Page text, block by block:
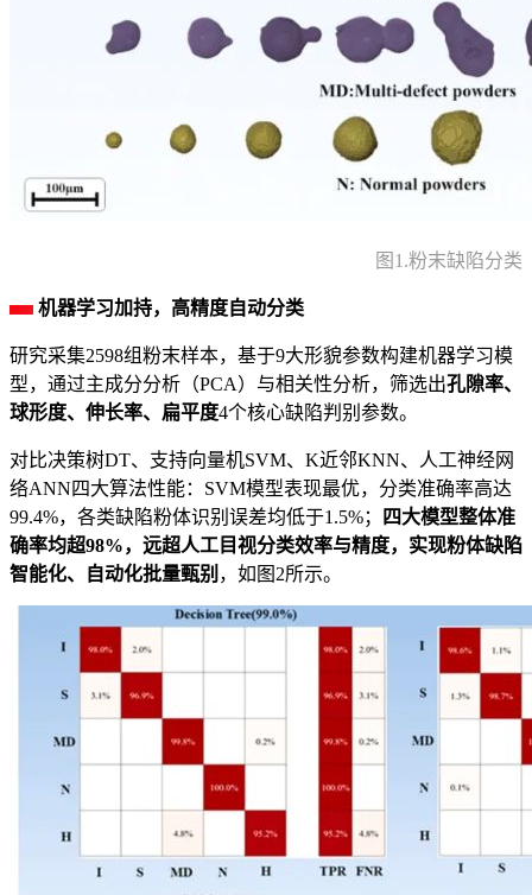
图1.粉末缺陷分类
机器学习加持，高精度自动分类
研究采集2598组粉末样本，基于9大形貌参数构建机器学习模
型，通过主成分分析（PCA）与相关性分析，筛选出孔隙率、
球形度、伸长率、扁平度4个核心缺陷判别参数。
对比决策树DT、支持向量机SVM、K近邻KNN、人工神经网
络ANN四大算法性能：SVM模型表现最优，分类准确率高达
99.4%，各类缺陷粉体识别误差均低于1.5%；
四大模型整体准
确率均超98%，远超人工目视分类效率与精度，实现粉体缺陷
智能化、自动化批量甄别 ，如图2所示。